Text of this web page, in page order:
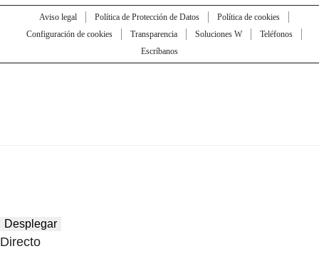
Aviso legal Política de Protección de Datos
Política de cookies
Configuración de cookies
Transparencia Soluciones W
Teléfonos
Escríbanos
Desplegar
Directo